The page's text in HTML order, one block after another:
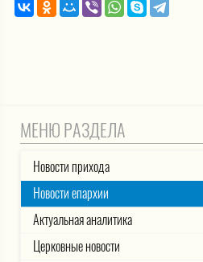
МЕНЮ РАЗДЕЛА
Новости прихода
Новости епархии
Актуальная аналитика
Церковные новости